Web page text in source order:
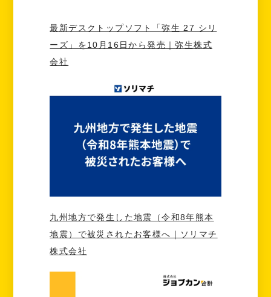
最新デスクトップソフト「弥生 27 シリ
ーズ」を10月16日から発売｜弥生株式
会社
九州地方で発生した地震（令和8年熊本
地震）で被災されたお客様へ｜ソリマチ
株式会社